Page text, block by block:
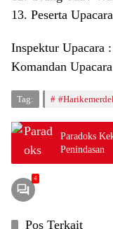
13. Peserta Upacara
Inspektur Upacara
Komandan
Tag:
Paradoks
Penindasan
4
Pos Terkait